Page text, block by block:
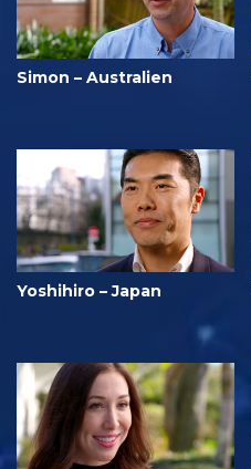
Simon – Australien
Yoshihiro – Japan